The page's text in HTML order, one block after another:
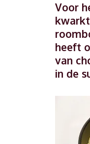
Voor
heeft
van
in de